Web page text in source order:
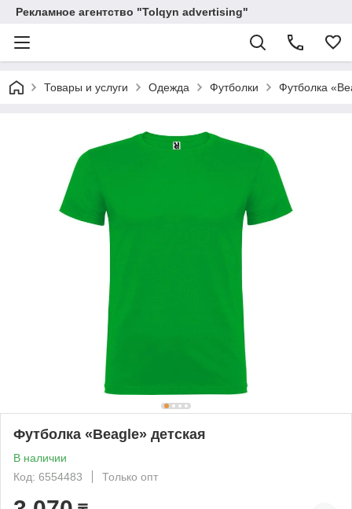
Рекламное агентство "Tolqyn advertising"
Товары и услуги Одежда Футболки Футболка
Футболка «Beagle» детская
В наличии
Код: 6554483
Только опт